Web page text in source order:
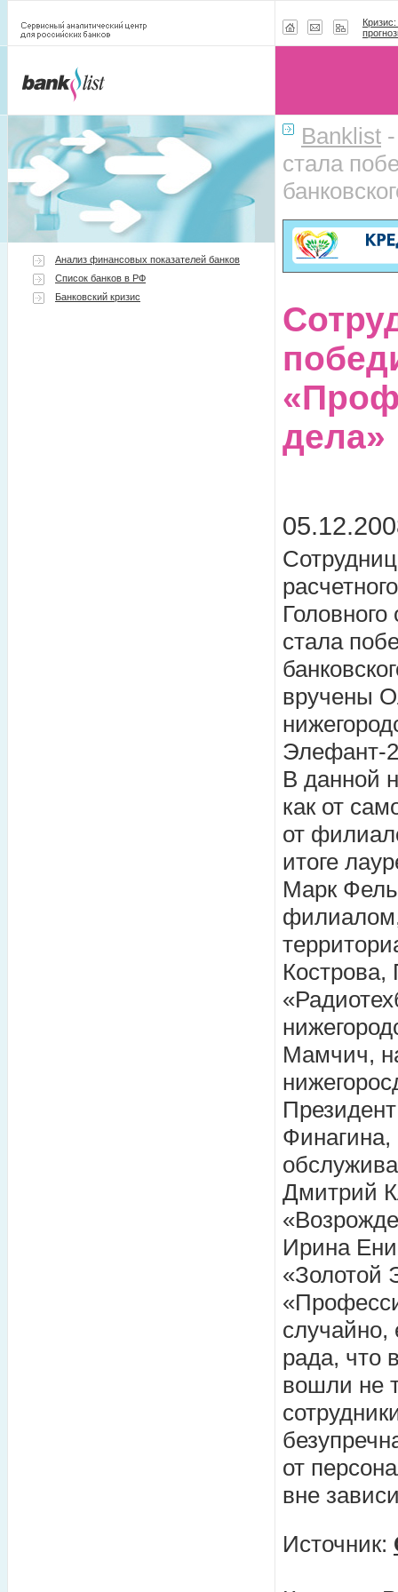
Анализ финансовых показателей банков
Список банков в РФ
Банковский кризис
Banklist
стала
дела»
стала
вручены
Элефант-
В данной
как от
от
итоге
Марк
филиалом,
Кострова,
Мамчич,
Финагина,
Дмитрий
Ирина
«Золотой
рада, что
вошли не
от
вне
Источник: